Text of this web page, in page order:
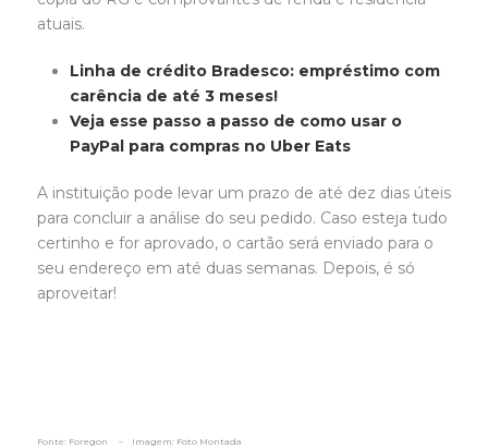
atuais.
Linha de crédito Bradesco: empréstimo com
carência de até 3 meses!
Veja esse passo a passo de como usar o
PayPal para compras no Uber Eats
A instituição pode levar um prazo de até dez dias úteis
para concluir a análise do seu pedido. Caso esteja tudo
certinho e for aprovado, o cartão será enviado para o
seu endereço em até duas semanas. Depois, é só
aproveitar!
Fonte: Foregon – Imagem: Foto Montada